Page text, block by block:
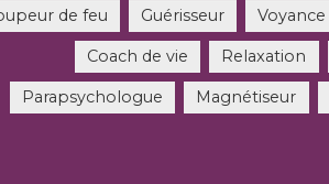
de feu Guérisseur Voyance
Coach de vie Relaxation
Parapsychologue Magnétiseur